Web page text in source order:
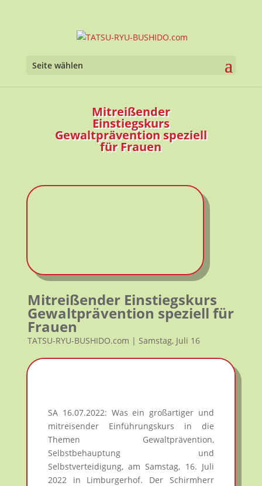
Seite wählen
Mitreißender
Einstiegskurs
Gewaltprävention speziell
für Frauen
Mitreißender Einstiegskurs
Gewaltprävention speziell für
Frauen
TATSU-RYU-BUSHIDO.com | Samstag, Juli 16
SA 16.07.2022: Was ein großartiger und
mitreisender Einführungskurs in die
Themen Gewaltprävention,
Selbstbehauptung und
Selbstverteidigung, am Samstag, 16. Juli
2022 in Limburgerhof. Der Schirmherr